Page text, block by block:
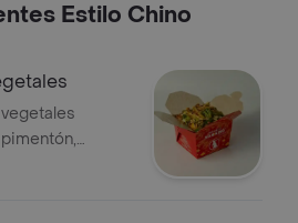
Estilo Chino
brócoli,